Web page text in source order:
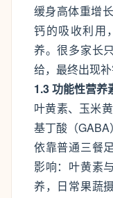
缓身高体重增
钙的吸收利用
养。很多家长
给，最终出现
1.3 功能性营养
叶黄素、玉米
基丁酸（
依靠普通三餐
影响：叶黄素
养，日常果蔬